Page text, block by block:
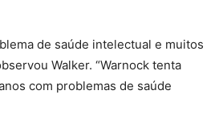
de saúde intelectual e muitos
Walker. “Warnock tenta
com problemas de saúde